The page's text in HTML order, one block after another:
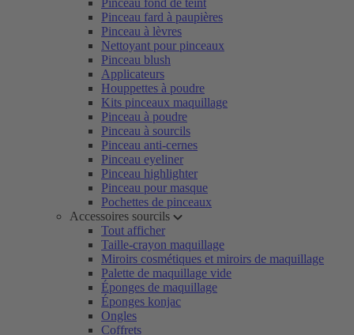
Pinceau fond de teint
Pinceau fard à paupières
Pinceau à lèvres
Nettoyant pour pinceaux
Pinceau blush
Applicateurs
Houppettes à poudre
Kits pinceaux maquillage
Pinceau à poudre
Pinceau à sourcils
Pinceau anti-cernes
Pinceau eyeliner
Pinceau highlighter
Pinceau pour masque
Pochettes de pinceaux
Accessoires sourcils
Tout afficher
Taille-crayon maquillage
Miroirs cosmétiques et miroirs de maquillage
Palette de maquillage vide
Éponges de maquillage
Éponges konjac
Ongles
Coffrets